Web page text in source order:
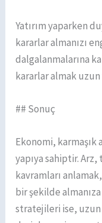
Yatırım yaparken
kararlar almanızı
dalgalanmalarına
kararlar almak uzun
## Sonuç
Ekonomi, karmaşık
yapıya sahiptir.
kavramları
bir şekilde almanıza
stratejileri ise,